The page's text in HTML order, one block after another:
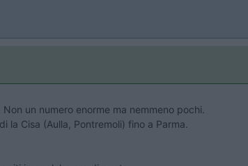
un numero enorme ma nemmeno pochi.
la Cisa (Aulla, Pontremoli) fino a Parma.